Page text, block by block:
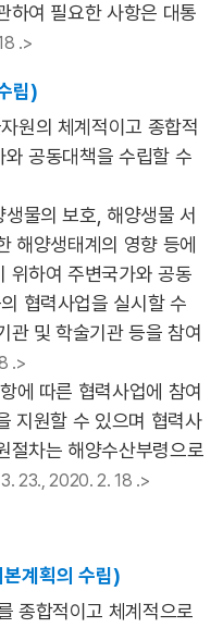
하여 필요한 사항은 대통
.>
립)
원의 체계적이고 종합적
공동대책을 수립할 수
물의 보호, 해양생물 서
해양생태계의 영향 등에
위하여 주변국가와 공동
협력사업을 실시할 수
관 및 학술기관 등을 참여
.>
에 따른 협력사업에 참여
지원할 수 있으며 협력사
절차는 해양수산부령으로
23., 2020. 2. 18 .>
계획의 수립)
종합적이고 체계적으로